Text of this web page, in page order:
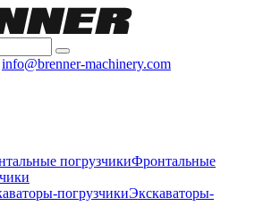
info@brenner-machinery.com
Фронтальные
Экскаваторы-